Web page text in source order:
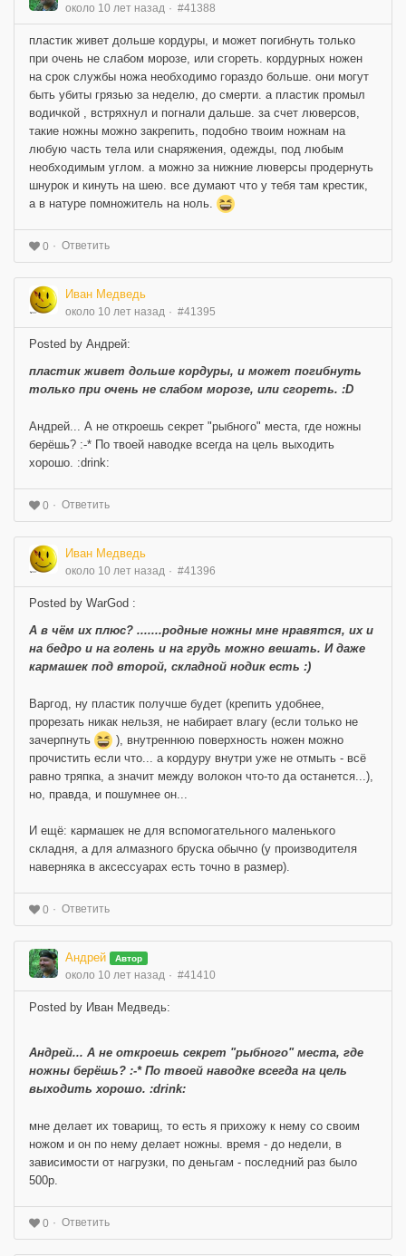
около 10 лет назад #41388
пластик живет дольше кордуры, и может погибнуть только
при очень не слабом морозе, или сгореть. кордурных ножен
на срок службы ножа необходимо гораздо больше. они могут
быть убиты грязью за неделю, до смерти. а пластик промыл
водичкой , встряхнул и погнали дальше. за счет люверсов,
такие ножны можно закрепить, подобно твоим ножнам на
любую часть тела или снаряжения, одежды, под любым
необходимым углом. а можно за нижние люверсы продернуть
шнурок и кинуть на шею. все думают что у тебя там крестик,
а в натуре помножитель на ноль.
0 Ответить
Иван Медведь
около 10 лет назад #41395
Posted by Андрей:
пластик живет дольше кордуры, и может погибнуть
только при очень не слабом морозе, или сгореть. :D
Андрей... А не откроешь секрет "рыбного" места, где ножны
берёшь? :-* По твоей наводке всегда на цель выходить
хорошо. :drink:
0 Ответить
Иван Медведь
около 10 лет назад #41396
Posted by WarGod :
А в чём их плюс? .......родные ножны мне нравятся, их и
на бедро и на голень и на грудь можно вешать. И даже
кармашек под второй, складной нодик есть :)
Варгод, ну пластик получше будет (крепить удобнее,
прорезать никак нельзя, не набирает влагу (если только не
зачерпнуть
), внутреннюю поверхность ножен можно
прочистить если что... а кордуру внутри уже не отмыть - всё
равно тряпка, а значит между волокон что-то да останется...),
но, правда, и пошумнее он...
И ещё: кармашек не для вспомогательного маленького
складня, а для алмазного бруска обычно (у производителя
наверняка в аксессуарах есть точно в размер).
0 Ответить
Андрей Автор
около 10 лет назад #41410
Posted by Иван Медведь:
Андрей... А не откроешь секрет "рыбного" места, где
ножны берёшь? :-* По твоей наводке всегда на цель
выходить хорошо. :drink:
мне делает их товарищ, то есть я прихожу к нему со своим
ножом и он по нему делает ножны. время - до недели, в
зависимости от нагрузки, по деньгам - последний раз было
500р.
0 Ответить